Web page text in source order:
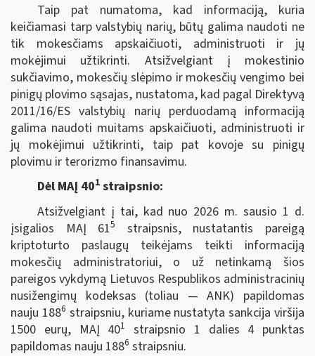
Taip pat numatoma, kad informaciją, kuria
keičiamasi tarp valstybių narių, būtų galima naudoti ne
tik mokesčiams apskaičiuoti, administruoti ir jų
mokėjimui užtikrinti. Atsižvelgiant į mokestinio
sukčiavimo, mokesčių slėpimo ir mokesčių vengimo bei
pinigų plovimo sąsajas, nustatoma, kad pagal Direktyvą
2011/16/ES valstybių narių perduodamą informaciją
galima naudoti muitams apskaičiuoti, administruoti ir
jų mokėjimui užtikrinti, taip pat kovoje su pinigų
plovimu ir terorizmo finansavimu.
Dėl MAĮ 401straipsnio:
Atsižvelgiant į tai, kad nuo 2026 m. sausio 1 d.
įsigalios MAĮ 615
straipsnis, nustatantis pareigą
kriptoturto paslaugų teikėjams teikti informaciją
mokesčių administratoriui, o už netinkamą šios
pareigos vykdymą Lietuvos Respublikos administracinių
nusižengimų kodeksas (toliau — ANK) papildomas
nauju 1886 straipsniu, kuriame nustatyta sankcija viršija
1500 eurų, MAĮ 401
straipsnio 1 dalies 4 punktas
papildomas nauju 1886 straipsniu.